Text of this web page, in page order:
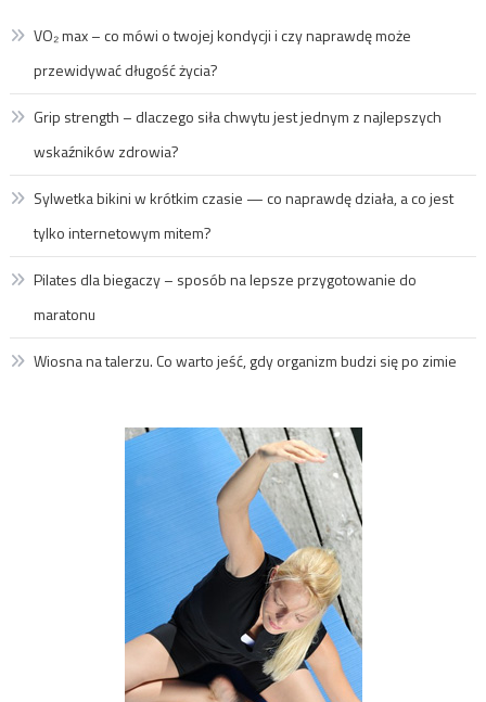
VO₂ max – co mówi o twojej kondycji i czy naprawdę może
przewidywać długość życia?
Grip strength – dlaczego siła chwytu jest jednym z najlepszych
wskaźników zdrowia?
Sylwetka bikini w krótkim czasie — co naprawdę działa, a co jest
tylko internetowym mitem?
Pilates dla biegaczy – sposób na lepsze przygotowanie do
maratonu
Wiosna na talerzu. Co warto jeść, gdy organizm budzi się po zimie